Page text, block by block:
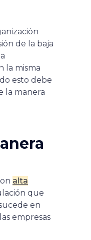
de la baja
la misma
esto debe
la manera
alta
que
en
empresas